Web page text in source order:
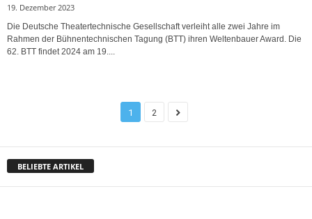
19. Dezember 2023
Die Deutsche Theatertechnische Gesellschaft verleiht alle zwei Jahre im
Rahmen der Bühnentechnischen Tagung (BTT) ihren Weltenbauer Award. Die
62. BTT findet 2024 am 19....
1 2
BELIEBTE ARTIKEL